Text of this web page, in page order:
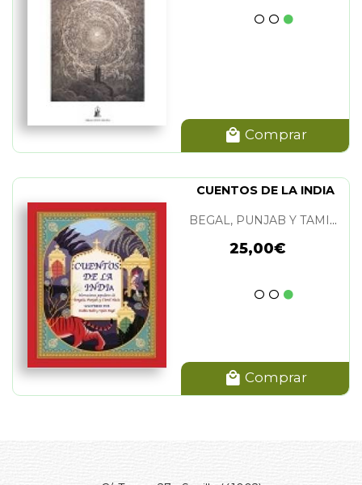
Comprar
CUENTOS DE LA INDIA
BEGAL, PUNJAB Y TAMIL NADU
25,00€
Comprar